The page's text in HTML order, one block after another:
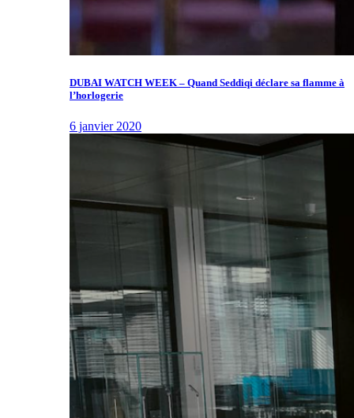
DUBAI WATCH WEEK – Quand Seddiqi déclare sa flamme à
l’horlogerie
6 janvier 2020